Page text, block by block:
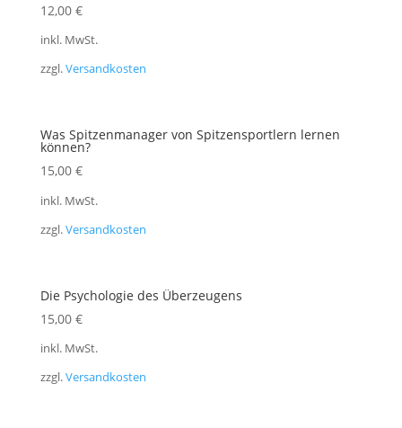
12,00 €
inkl. MwSt.
zzgl.Versandkosten
Was Spitzenmanager von Spitzensportlern lernen
können?
15,00 €
inkl. MwSt.
zzgl.Versandkosten
Die Psychologie des Überzeugens
15,00 €
inkl. MwSt.
zzgl.Versandkosten